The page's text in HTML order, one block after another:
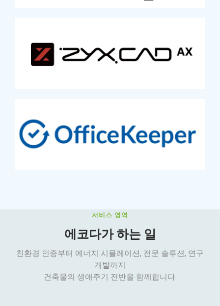
서비스 영역
에코다가 하는 일
친환경 인증부터 에너지 시뮬레이션, 전문 솔루션, 연구
개발까지
건축물의 생애주기 전반을 함께합니다.